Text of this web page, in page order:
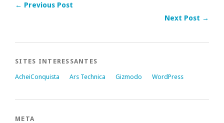
← Previous Post
Next Post →
SITES INTERESSANTES
AcheiConquista Ars Technica Gizmodo WordPress
META